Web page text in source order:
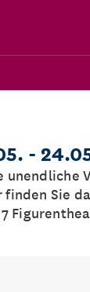
-
unendliche
Sie